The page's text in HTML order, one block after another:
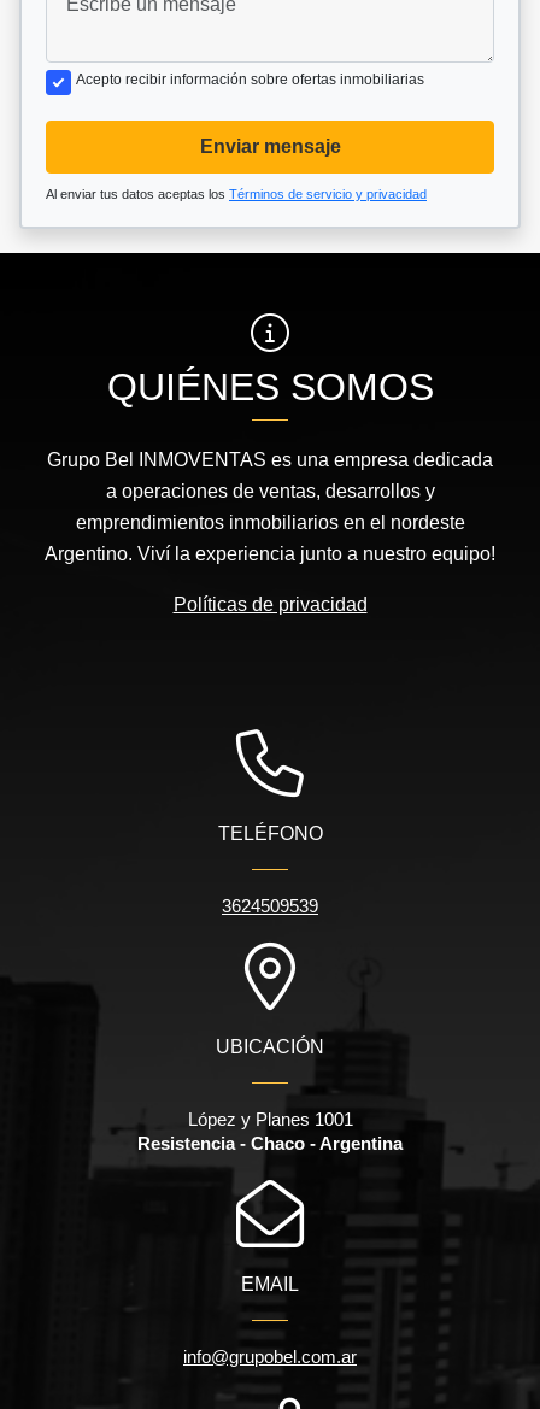
Acepto recibir información sobre ofertas inmobiliarias
Enviar mensaje
Al enviar tus datos aceptas los Términos de servicio y privacidad
QUIÉNES SOMOS
Grupo Bel INMOVENTAS es una empresa dedicada
a operaciones de ventas, desarrollos y
emprendimientos inmobiliarios en el nordeste
Argentino. Viví la experiencia junto a nuestro equipo!
Políticas de privacidad
TELÉFONO
3624509539
UBICACIÓN
López y Planes 1001
Resistencia - Chaco - Argentina
EMAIL
info@grupobel.com.ar